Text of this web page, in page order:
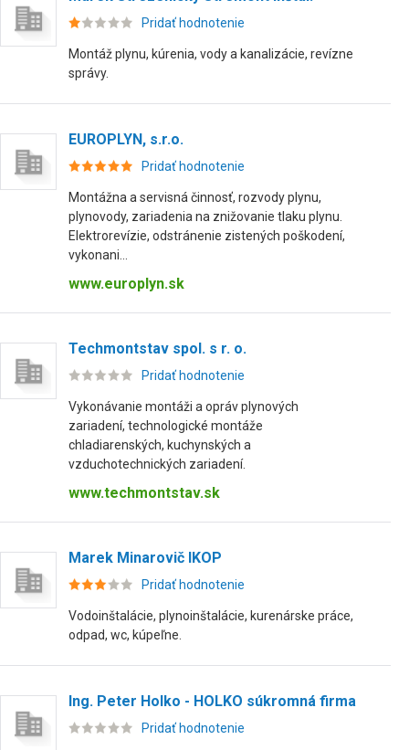
Pridať hodnotenie
Montáž plynu, kúrenia, vody a kanalizácie, revízne
správy.
EUROPLYN, s.r.o.
Pridať hodnotenie
Montážna a servisná činnosť, rozvody plynu,
plynovody, zariadenia na znižovanie tlaku plynu.
Elektrorevízie, odstránenie zistených poškodení,
vykonani...
www.europlyn.sk
Techmontstav spol. s r. o.
Pridať hodnotenie
Vykonávanie montáži a opráv plynových
zariadení, technologické montáže
chladiarenských, kuchynských a
vzduchotechnických zariadení.
www.techmontstav.sk
Marek Minarovič IKOP
Pridať hodnotenie
Vodoinštalácie, plynoinštalácie, kurenárske práce,
odpad, wc, kúpeľne.
Ing. Peter Holko - HOLKO súkromná firma
Pridať hodnotenie